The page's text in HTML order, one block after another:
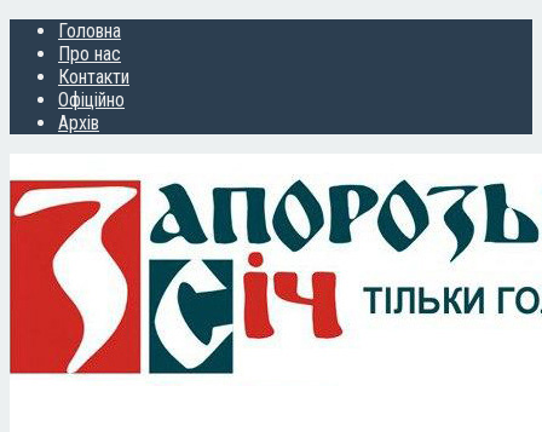
Головна
Про нас
Контакти
Офіційно
Архів